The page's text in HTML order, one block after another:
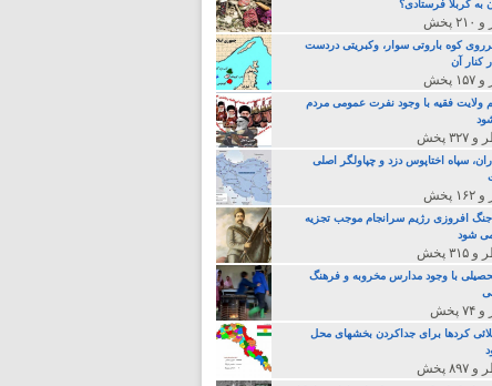
به کربلا فرستادی؟
برروی کوه باروتی سوار، وکبریتی دردست
کنار آن
ولایت فقیه با وجود نفرت عمومی مردم
سپاه اختاپوس دزد و چپاولگر اصلی
افروزی رژیم سرانجام موجب تجزیه
شود
با وجود مدارس مخروبه و فرهنگ
کردها برای جداکردن بخشهای محل